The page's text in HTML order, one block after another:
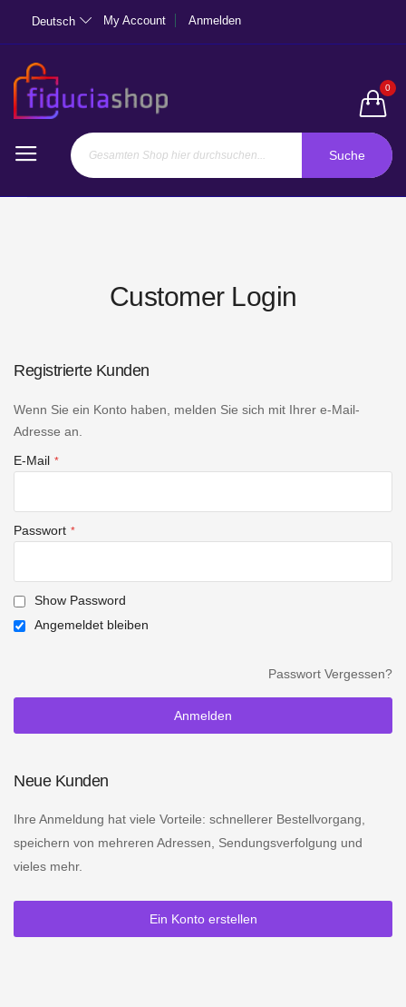
Deutsch My Account Anmelden
0
Suche
Customer Login
Registrierte Kunden
Wenn Sie ein Konto haben, melden Sie sich mit Ihrer e-Mail-
Adresse an.
E-Mail
Passwort
Show Password
Angemeldet bleiben
Anmelden
Passwort Vergessen?
Neue Kunden
Ihre Anmeldung hat viele Vorteile: schnellerer Bestellvorgang,
speichern von mehreren Adressen, Sendungsverfolgung und
vieles mehr.
Ein Konto erstellen